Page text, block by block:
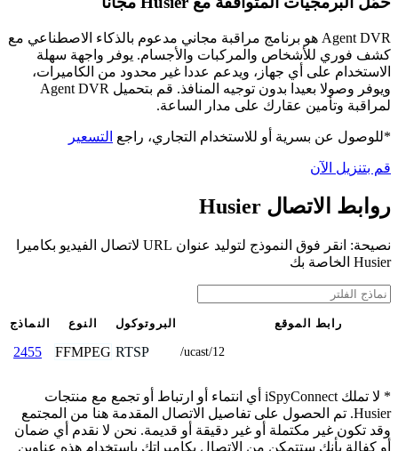
Agent DVR هو برنامج مراقبة مجاني مدعوم بالذكاء الاصطناعي مع
كشف فوري للأشخاص والمركبات والأجسام. يوفر واجهة سهلة
الاستخدام على أي جهاز، ويدعم عددا غير محدود من الكاميرات،
ويوفر وصولا بعيدا بدون توجيه المنافذ. قم بتحميل Agent DVR
لمراقبة وتأمين عقارك على مدار الساعة.
*للوصول عن بسرية أو للاستخدام التجاري، راجع التسعير
قم بتنزيل الآن
روابط الاتصال Husier
نصيحة: انقر فوق النموذج لتوليد عنوان URL لاتصال الفيديو بكاميرا
Husier الخاصة بك
النماذج النوع البروتوكول رابط الموقع
2455 FFMPEG RTSP /ucast/12
* لا تملك iSpyConnect أي انتماء أو ارتباط أو تجمع مع منتجات
Husier. تم الحصول على تفاصيل الاتصال المقدمة هنا من المجتمع
وقد تكون غير مكتملة أو غير دقيقة أو قديمة. نحن لا نقدم أي ضمان
أو كفالة بأنك ستتمكن من الاتصال بكاميراتك باستخدام هذه عناوين